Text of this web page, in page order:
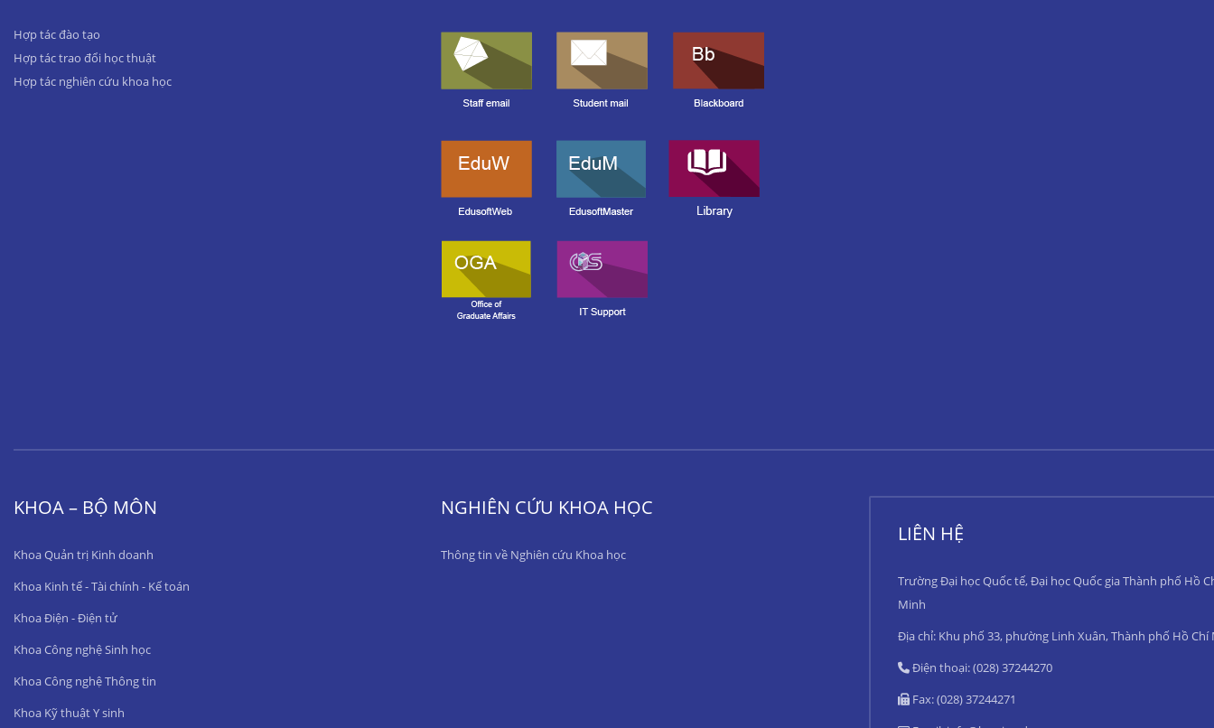
Hợp tác đào tạo
Hợp tác trao đổi học thuật
Hợp tác nghiên cứu khoa học
KHOA – BỘ MÔN
Khoa Quản trị Kinh doanh
Khoa Kinh tế - Tài chính - Kế toán
Khoa Điện - Điện tử
Khoa Công nghệ Sinh học
Khoa Công nghệ Thông tin
Khoa Kỹ thuật Y sinh
NGHIÊN CỨU KHOA HỌC
Thông tin về Nghiên cứu Khoa học
LIÊN HỆ
Trường Đại học Quốc tế, Đại học Quốc gia Thành phố Hồ
Minh
Địa chỉ: Khu phố 33, phường Linh Xuân, Thành phố Hồ Chí
Điện thoại: (028) 37244270
Fax: (028) 37244271